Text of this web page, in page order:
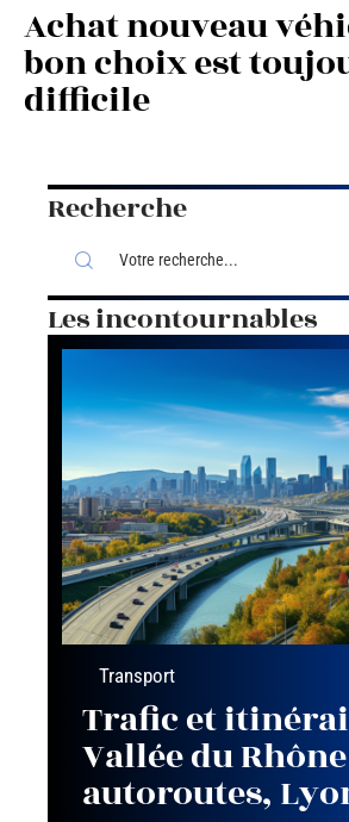
Achat nouveau
bon choix est
difficile
Recherche
Les incontournables
Transport
Trafic et
Vallée du
autoroutes,